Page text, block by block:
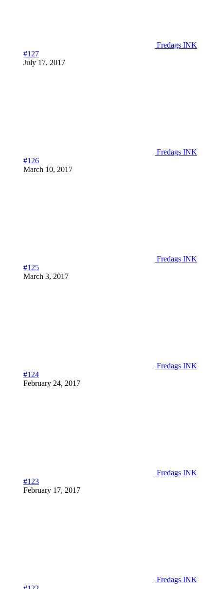
Fredags INK
#127
July 17, 2017
Fredags INK
#126
March 10, 2017
Fredags INK
#125
March 3, 2017
Fredags INK
#124
February 24, 2017
Fredags INK
#123
February 17, 2017
Fredags INK